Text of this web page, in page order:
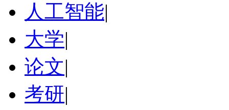
人工智能|
大学|
论文|
考研|